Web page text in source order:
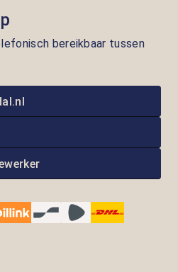
bereikbaar tussen